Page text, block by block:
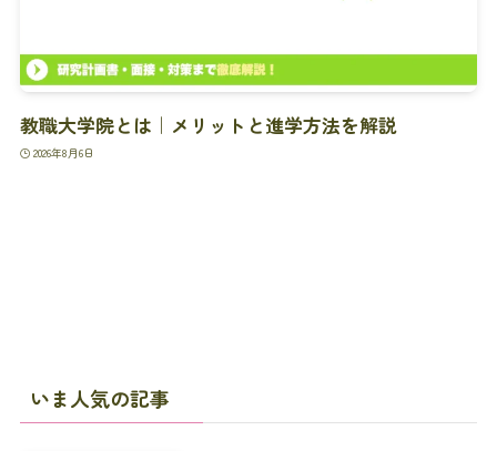
教職大学院とは｜メリットと進学方法を解説
2026年8月6日
いま人気の記事